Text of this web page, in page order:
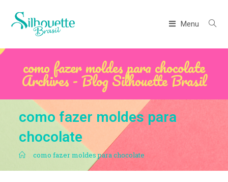
Menu
como fazer moldes para chocolate
Archives - Blog Silhouette Brasil
como fazer moldes para
chocolate
. como fazer moldes para chocolate